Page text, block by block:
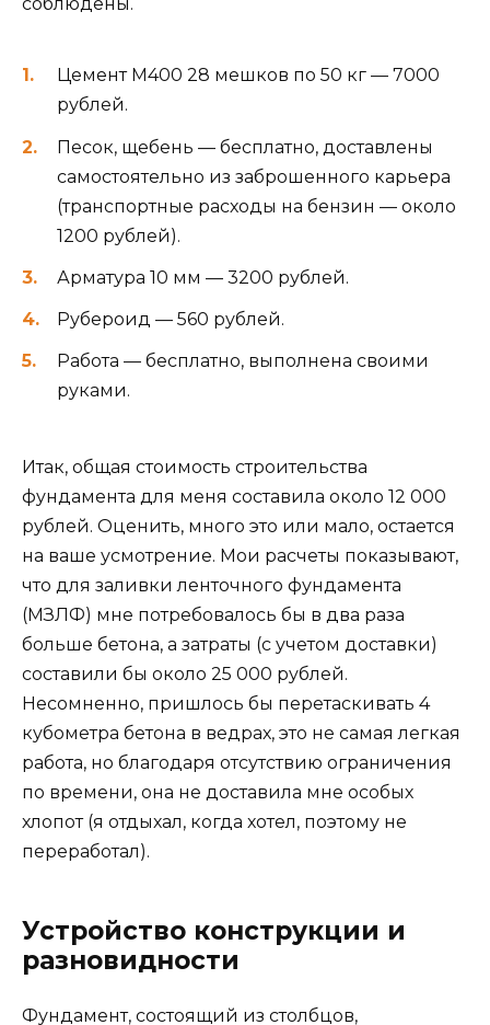
Цемент М400 28 мешков по 50 кг — 7000
рублей.
Песок, щебень — бесплатно, доставлены
самостоятельно из заброшенного карьера
(транспортные расходы на бензин — около
1200 рублей).
Арматура 10 мм — 3200 рублей.
Рубероид — 560 рублей.
Работа — бесплатно, выполнена своими
руками.
Итак, общая стоимость строительства
фундамента для меня составила около 12 000
рублей. Оценить, много это или мало, остается
на ваше усмотрение. Мои расчеты показывают,
что для заливки ленточного фундамента
(МЗЛФ) мне потребовалось бы в два раза
больше бетона, а затраты (с учетом доставки)
составили бы около 25 000 рублей.
Несомненно, пришлось бы перетаскивать 4
кубометра бетона в ведрах, это не самая легкая
работа, но благодаря отсутствию ограничения
по времени, она не доставила мне особых
хлопот (я отдыхал, когда хотел, поэтому не
переработал).
Устройство конструкции и
разновидности
Фундамент, состоящий из столбцов,